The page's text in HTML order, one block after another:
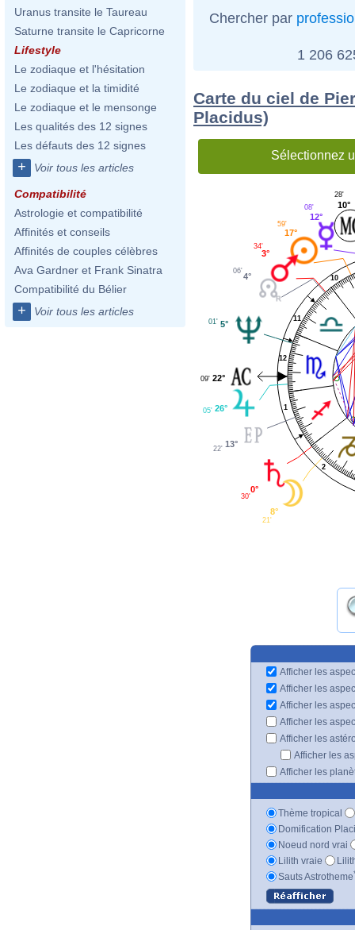
Uranus transite le Taureau
Saturne transite le Capricorne
Lifestyle
Le zodiaque et l'hésitation
Le zodiaque et la timidité
Le zodiaque et le mensonge
Les qualités des 12 signes
Les défauts des 12 signes
+ Voir tous les articles
Compatibilité
Astrologie et compatibilité
Affinités et conseils
Affinités de couples célèbres
Ava Gardner et Frank Sinatra
Compatibilité du Bélier
+ Voir tous les articles
Chercher par
1 206
Carte du ciel de
Placidus)
Sélectionnez
1
2
10
11
12
10°
28'
12°
08'
17°
59'
3°
34'
4°
06'
5°
01'
22°
09'
26°
05'
13°
22'
0°
30'
8°
21'
Afficher les
Afficher les
Afficher les
Afficher les
Afficher les
Afficher les
Afficher les
Thème tropical
Domification
Noeud nord vrai
Lilith vraie
Sauts Astrotheme